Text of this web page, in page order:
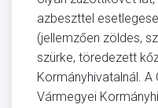
azbeszttel
(jellemzően zöldes,
szürke, töredezett
Kormányhivatalnál.
Vármegyei